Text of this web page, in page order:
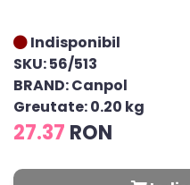
Indisponibil
SKU: 56/513
BRAND: Canpol
Greutate: 0.20 kg
27.37 RON